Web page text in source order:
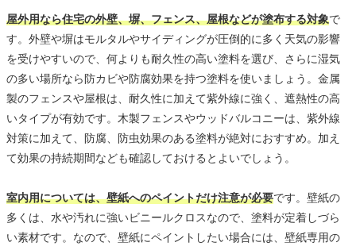
屋外用なら住宅の外壁、塀、フェンス、屋根などが塗布する対象で
す。外壁や塀はモルタルやサイディングが圧倒的に多く天気の影響
を受けやすいので、何よりも耐久性の高い塗料を選び、さらに湿気
の多い場所なら防カビや防腐効果を持つ塗料を使いましょう。金属
製のフェンスや屋根は、耐久性に加えて紫外線に強く、遮熱性の高
いタイプが有効です。木製フェンスやウッドバルコニーは、紫外線
対策に加えて、防腐、防虫効果のある塗料が絶対におすすめ。加え
て効果の持続期間なども確認しておけるとよいでしょう。
室内用については、壁紙へのペイントだけ注意が必要です。壁紙の
多くは、水や汚れに強いビニールクロスなので、塗料が定着しづら
い素材です。なので、壁紙にペイントしたい場合には、壁紙専用の